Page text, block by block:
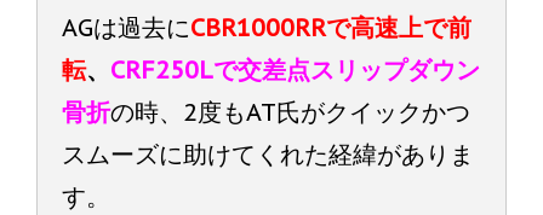
AGは過去にCBR1000RRで高速上で前
転、 CRF250Lで交差点スリップダウン
骨折の時、2度もAT氏がクイックかつ
スムーズに助けてくれた経緯がありま
す。